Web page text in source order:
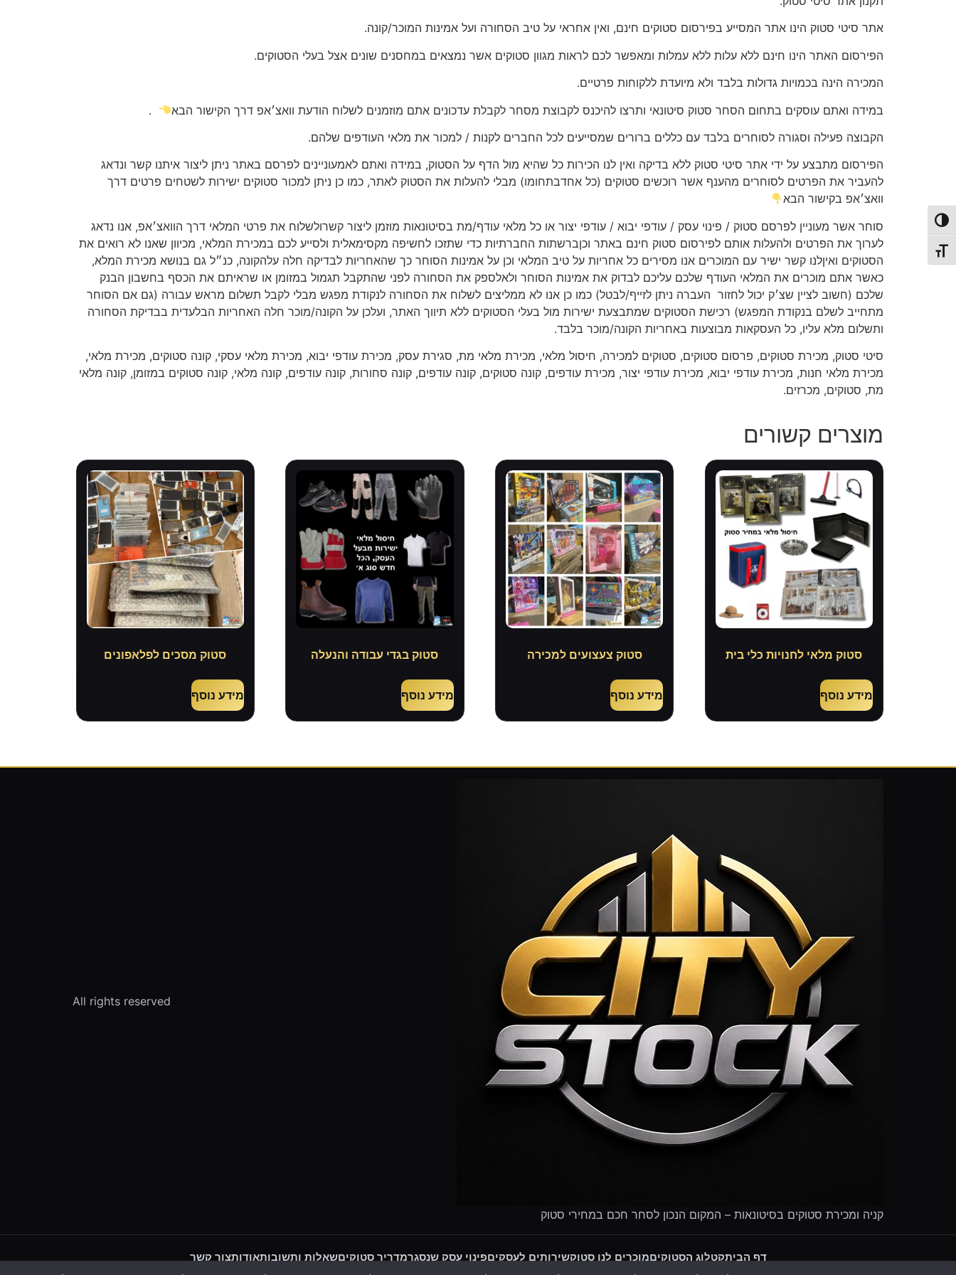
הפעל/כבה ניגודיות גבוהה
מתג גודל גופן
אתר סיטי סטוק הינו אתר המסייע בפירסום סטוקים חינם, ואין אחראי על טיב הסחורה ועל אמינות המוכר/קונה.
הפירסום האתר הינו חינם ללא עלות ללא עמלות ומאפשר לכם לראות מגוון סטוקים אשר נמצאים במחסנים שונים אצל בעלי הסטוקים.
המכירה הינה בכמויות גדולות בלבד ולא מיועדת ללקוחות פרטיים.
במידה ואתם עוסקים בתחום הסחר סטוק סיטונאי ותרצו להיכנס לקבוצת מסחר לקבלת עדכונים אתם מוזמנים לשלוח הודעת וואצ׳אפ דרך הקישור הבא
.
הקבוצה פעילה וסגורה לסוחרים בלבד עם כללים ברורים שמסייעים לכל החברים לקנות / למכור את מלאי העודפים שלהם.
הפירסום מתבצע על ידי אתר סיטי סטוק ללא בדיקה ואין לנו הכירות כל שהיא מול הדף על הסטוק, במידה ואתם לאמעוניינים לפרסם באתר ניתן ליצור איתנו קשר ונדאג
להעביר את הפרטים לסוחרים מהענף אשר רוכשים סטוקים (כל אחדבתחומו) מבלי להעלות את הסטוק לאתר, כמו כן ניתן למכור סטוקים ישירות לשטחים פרטים דרך
וואצ׳אפ בקישור הבא
סוחר אשר מעוניין לפרסם סטוק / פינוי עסק / עודפי יבוא / עודפי יצור או כל מלאי עודף/מת בסיטונאות מוזמן ליצור קשרולשלוח את פרטי המלאי דרך הוואצ׳אפ, אנו נדאג
לערוך את הפרטים ולהעלות אותם לפירסום סטוק חינם באתר וכןברשתות החברתיות כדי שתזכו לחשיפה מקסימאלית ולסייע לכם במכירת המלאי, מכיוון שאנו לא רואים את
הסטוקים ואיןלנו קשר ישיר עם המוכרים אנו מסירים כל אחריות על טיב המלאי וכן על אמינות הסוחר כך שהאחריות לבדיקה חלה עלהקונה, כנ״ל גם בנושא מכירת המלא,
כאשר אתם מוכרים את המלאי העודף שלכם עליכם לבדוק את אמינות הסוחר ולאלספק את הסחורה לפני שהתקבל תגמול במזומן או שראיתם את הכסף בחשבון הבנק
שלכם (חשוב לציין שצ׳ק יכול לחזור העברה ניתן לזייף/לבטל) כמו כן אנו לא ממליצים לשלוח את הסחורה לנקודת מפגש מבלי לקבל תשלום מראש עבורה (גם אם הסוחר
מתחייב לשלם בנקודת המפגש) רכישת הסטוקים שמתבצעת ישירות מול בעלי הסטוקים ללא תיווך האתר, ועלכן על הקונה/מוכר חלה האחריות הבלעדית בבדיקת הסחורה
ותשלום מלא עליו, כל העסקאות מבוצעות באחריות הקונה/מוכר בלבד.
סיטי סטוק, מכירת סטוקים, פרסום סטוקים, סטוקים למכירה, חיסול מלאי, מכירת מלאי מת, סגירת עסק, מכירת עודפי יבוא, מכירת מלאי עסקי, קונה סטוקים, מכירת מלאי,
מכירת מלאי חנות, מכירת עודפי יבוא, מכירת עודפי יצור, מכירת עודפים, קונה סטוקים, קונה עודפים, קונה סחורות, קונה עודפים, קונה מלאי, קונה סטוקים במזומן, קונה מלאי
מת, סטוקים, מכרזים.
מוצרים קשורים
סטוק מלאי לחנויות כלי בית
מידע נוסף
סטוק צעצועים למכירה
מידע נוסף
סטוק בגדי עבודה והנעלה
מידע נוסף
סטוק מסכים לפלאפונים
מידע נוסף
קניה ומכירת סטוקים בסיטונאות – המקום הנכון לסחר חכם במחירי סטוק
All rights reserved
דף הביתקטלוג הסטוקיםמוכרים לנו סטוקשירותים לעסקיםפינוי עסק שנסגרמדריך סטוקיםשאלות ותשובותאודותצור קשר